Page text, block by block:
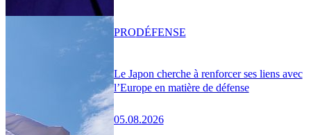
Le Japon cherche à renforcer ses liens avec
l’Europe en matière de défense
05.08.2026
PRODÉFENSE